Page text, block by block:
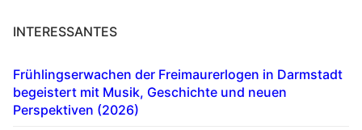
INTERESSANTES
Frühlingserwachen der Freimaurerlogen in Darmstadt
begeistert mit Musik, Geschichte und neuen
Perspektiven (2026)